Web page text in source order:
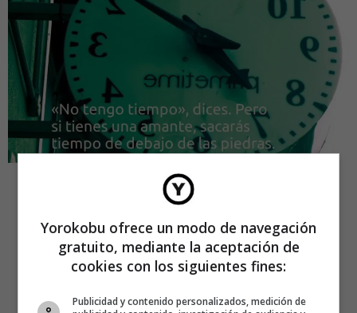
Yorokobu ofrece un modo de navegación
gratuito, mediante la aceptación de
cookies con los siguientes fines:
Publicidad y contenido personalizados, medición de